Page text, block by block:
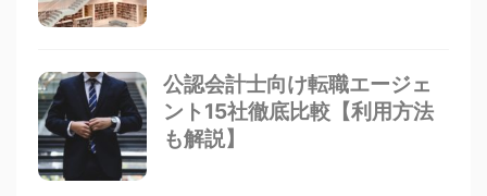
公認会計士向け転職エージェ
ント15社徹底比較【利用方法
も解説】